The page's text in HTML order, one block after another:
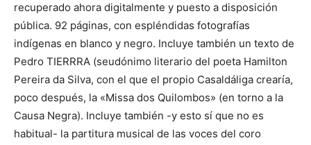
recuperado ahora digitalmente y puesto a disposición
pública. 92 páginas, con espléndidas fotografías
indígenas en blanco y negro. Incluye también un texto de
Pedro TIERRRA (seudónimo literario del poeta Hamilton
Pereira da Silva, con el que el propio Casaldáliga crearía,
poco después, la «Missa dos Quilombos» (en torno a la
Causa Negra). Incluye también -y esto sí que no es
habitual- la partitura musical de las voces del coro